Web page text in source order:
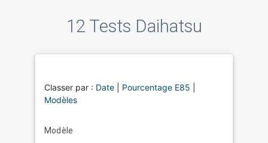
12 Tests Daihatsu
Classer par : Date Pourcentage E85
Modèles
Modèle